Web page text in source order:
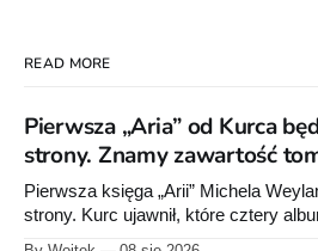
READ MORE
Pierwsza „Aria” od Kurca
strony. Znamy zawartość
Pierwsza księga „Arii” Michela
strony. Kurc ujawnił, które cztery
zapowiedział około 30 stron dodatków.